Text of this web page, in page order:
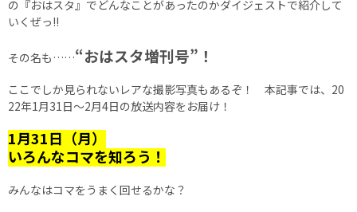
の『おはスタ』でどんなことがあったのかダイジェストで紹介して
いくぜっ!!
その名も……“おはスタ増刊号”！
ここでしか見られないレアな撮影写真もあるぞ！ 本記事では、20
22年1月31日～2月4日の放送内容をお届け！
1月31日（月）
いろんなコマを知ろう！
みんなはコマをうまく回せるかな？